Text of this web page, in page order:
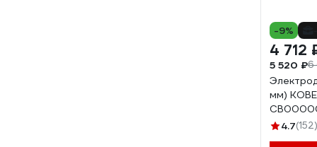
-9%
4 712
5 520 ₽6
мм)
4.7(152)